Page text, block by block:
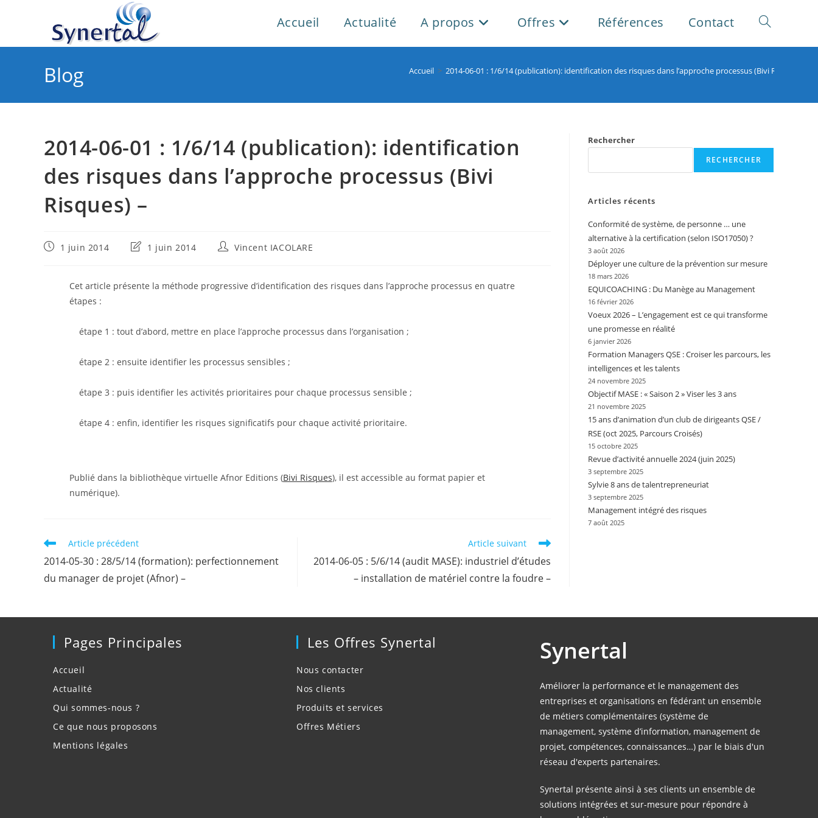
Accueil Actualité A propos Offres Références Contact Toggle
website
Blog Accueil > 2014-06-01 : 1/6/14 (publication): identification des risques dans l’approche processus (Bivi Risques) –
2014-06-01 : 1/6/14 (publication): identification
des risques dans l’approche processus (Bivi
Risques) –
Publication
1 juin 2014
Dernière
publication :
1 juin 2014
Auteur/autrice
publication :
Vincent IACOLARE
Cet article présente la méthode progressive d’identification des risques dans l’approche processus en quatre
étapes :
étape 1 : tout d’abord, mettre en place l’approche processus dans l’organisation ;
étape 2 : ensuite identifier les processus sensibles ;
étape 3 : puis identifier les activités prioritaires pour chaque processus sensible ;
étape 4 : enfin, identifier les risques significatifs pour chaque activité prioritaire.
Publié dans la bibliothèque virtuelle Afnor Editions (Bivi Risques), il est accessible au format papier et
numérique).
Read
articles
Article précédent
2014-05-30 : 28/5/14 (formation): perfectionnement
du manager de projet (Afnor) –
Article suivant
2014-06-05 : 5/6/14 (audit MASE): industriel d’études
– installation de matériel contre la foudre –
Rechercher
RECHERCHER
Articles récents
Conformité de système, de personne … une
alternative à la certification (selon ISO17050) ?
3 août 2026
Déployer une culture de la prévention sur mesure
18 mars 2026
EQUICOACHING : Du Manège au Management
16 février 2026
Voeux 2026 – L’engagement est ce qui transforme
une promesse en réalité
6 janvier 2026
Formation Managers QSE : Croiser les parcours, les
intelligences et les talents
24 novembre 2025
Objectif MASE : « Saison 2 » Viser les 3 ans
21 novembre 2025
15 ans d’animation d’un club de dirigeants QSE /
RSE (oct 2025, Parcours Croisés)
15 octobre 2025
Revue d’activité annuelle 2024 (juin 2025)
3 septembre 2025
Sylvie 8 ans de talentrepreneuriat
3 septembre 2025
Management intégré des risques
7 août 2025
Pages Principales
Accueil
Actualité
Qui sommes-nous ?
Ce que nous proposons
Mentions légales
Les Offres Synertal
Nous contacter
Nos clients
Produits et services
Offres Métiers
Synertal
Améliorer la performance et le management des
entreprises et organisations en fédérant un ensemble
de métiers complémentaires (système de
management, système d’information, management de
projet, compétences, connaissances…) par le biais d'un
réseau d'experts partenaires.
Synertal présente ainsi à ses clients un ensemble de
solutions intégrées et sur-mesure pour répondre à